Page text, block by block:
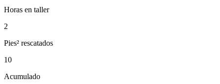
Horas en taller
2
Pies² rescatados
10
Acumulado